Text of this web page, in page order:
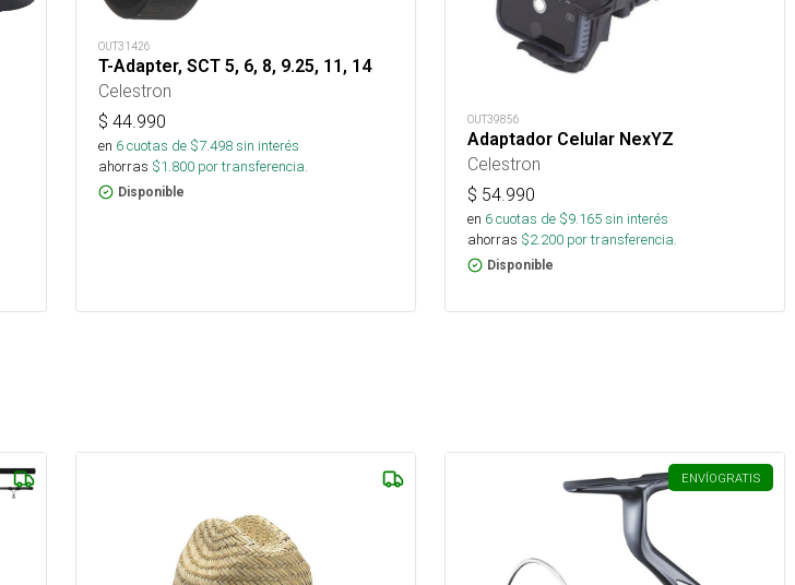
OUT31426
T-Adapter, SCT 5, 6, 8, 9.25, 11, 14
Celestron
$ 44.990
en 6cuotas de $7.498sin interés
ahorras $1.800 por transferencia.
Disponible
OUT39856
Adaptador Celular NexYZ
Celestron
$ 54.990
en 6cuotas de $9.165sin interés
ahorras $2.200 por transferencia.
Disponible
ENVÍOGRATIS